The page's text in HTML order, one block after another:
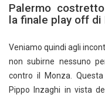
Palermo
la finale play off di
Veniamo quindi agli
non subirne nessuno
contro il Monza.
Pippo Inzaghi in vista